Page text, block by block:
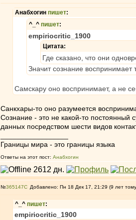
Анабхогин пишет:
^_^ пишет:
empiriocritic_1900
Цитата:
Где сказано, что они
Значит сознание воспринимает
Самскару оно воспринимает, а не
Санкхары-то оно разумеется
Сознание - это не какой-то постоянный
данных посредством шести видов
Границы мира - это границы языка
Ответы на этот пост: Анабхогин
№365147 Добавлено: Пн 18 Дек 17, 21:29 (9 лет
^_^ пишет:
empiriocritic_1900